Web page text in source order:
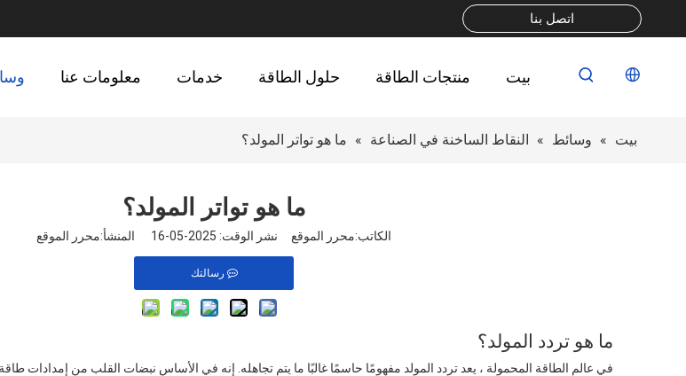
اتصل بنا
بيت منتجات الطاقة حلول الطاقة خدمات معلومات عنا
بيت » وسائط » النقاط الساخنة في الصناعة » ما هو تواتر المولد؟
ما هو تواتر المولد؟
الكاتب:محرر الموقع نشر الوقت: 2025-05-16 المنشأ: محرر الموقع
رسالتك
ما هو تردد المولد؟
في عالم الطاقة المحمولة ، يعد تردد المولد مفهومًا حاسمًا غالبًا ما يتم تجاهله. إنه في الأساس نبضات القلب من إمدادات